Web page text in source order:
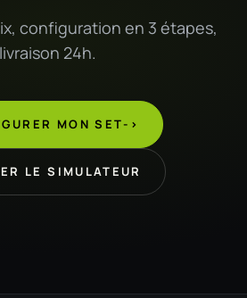
configuration en 3 étapes,
livraison 24h.
MON SET->
LE SIMULATEUR